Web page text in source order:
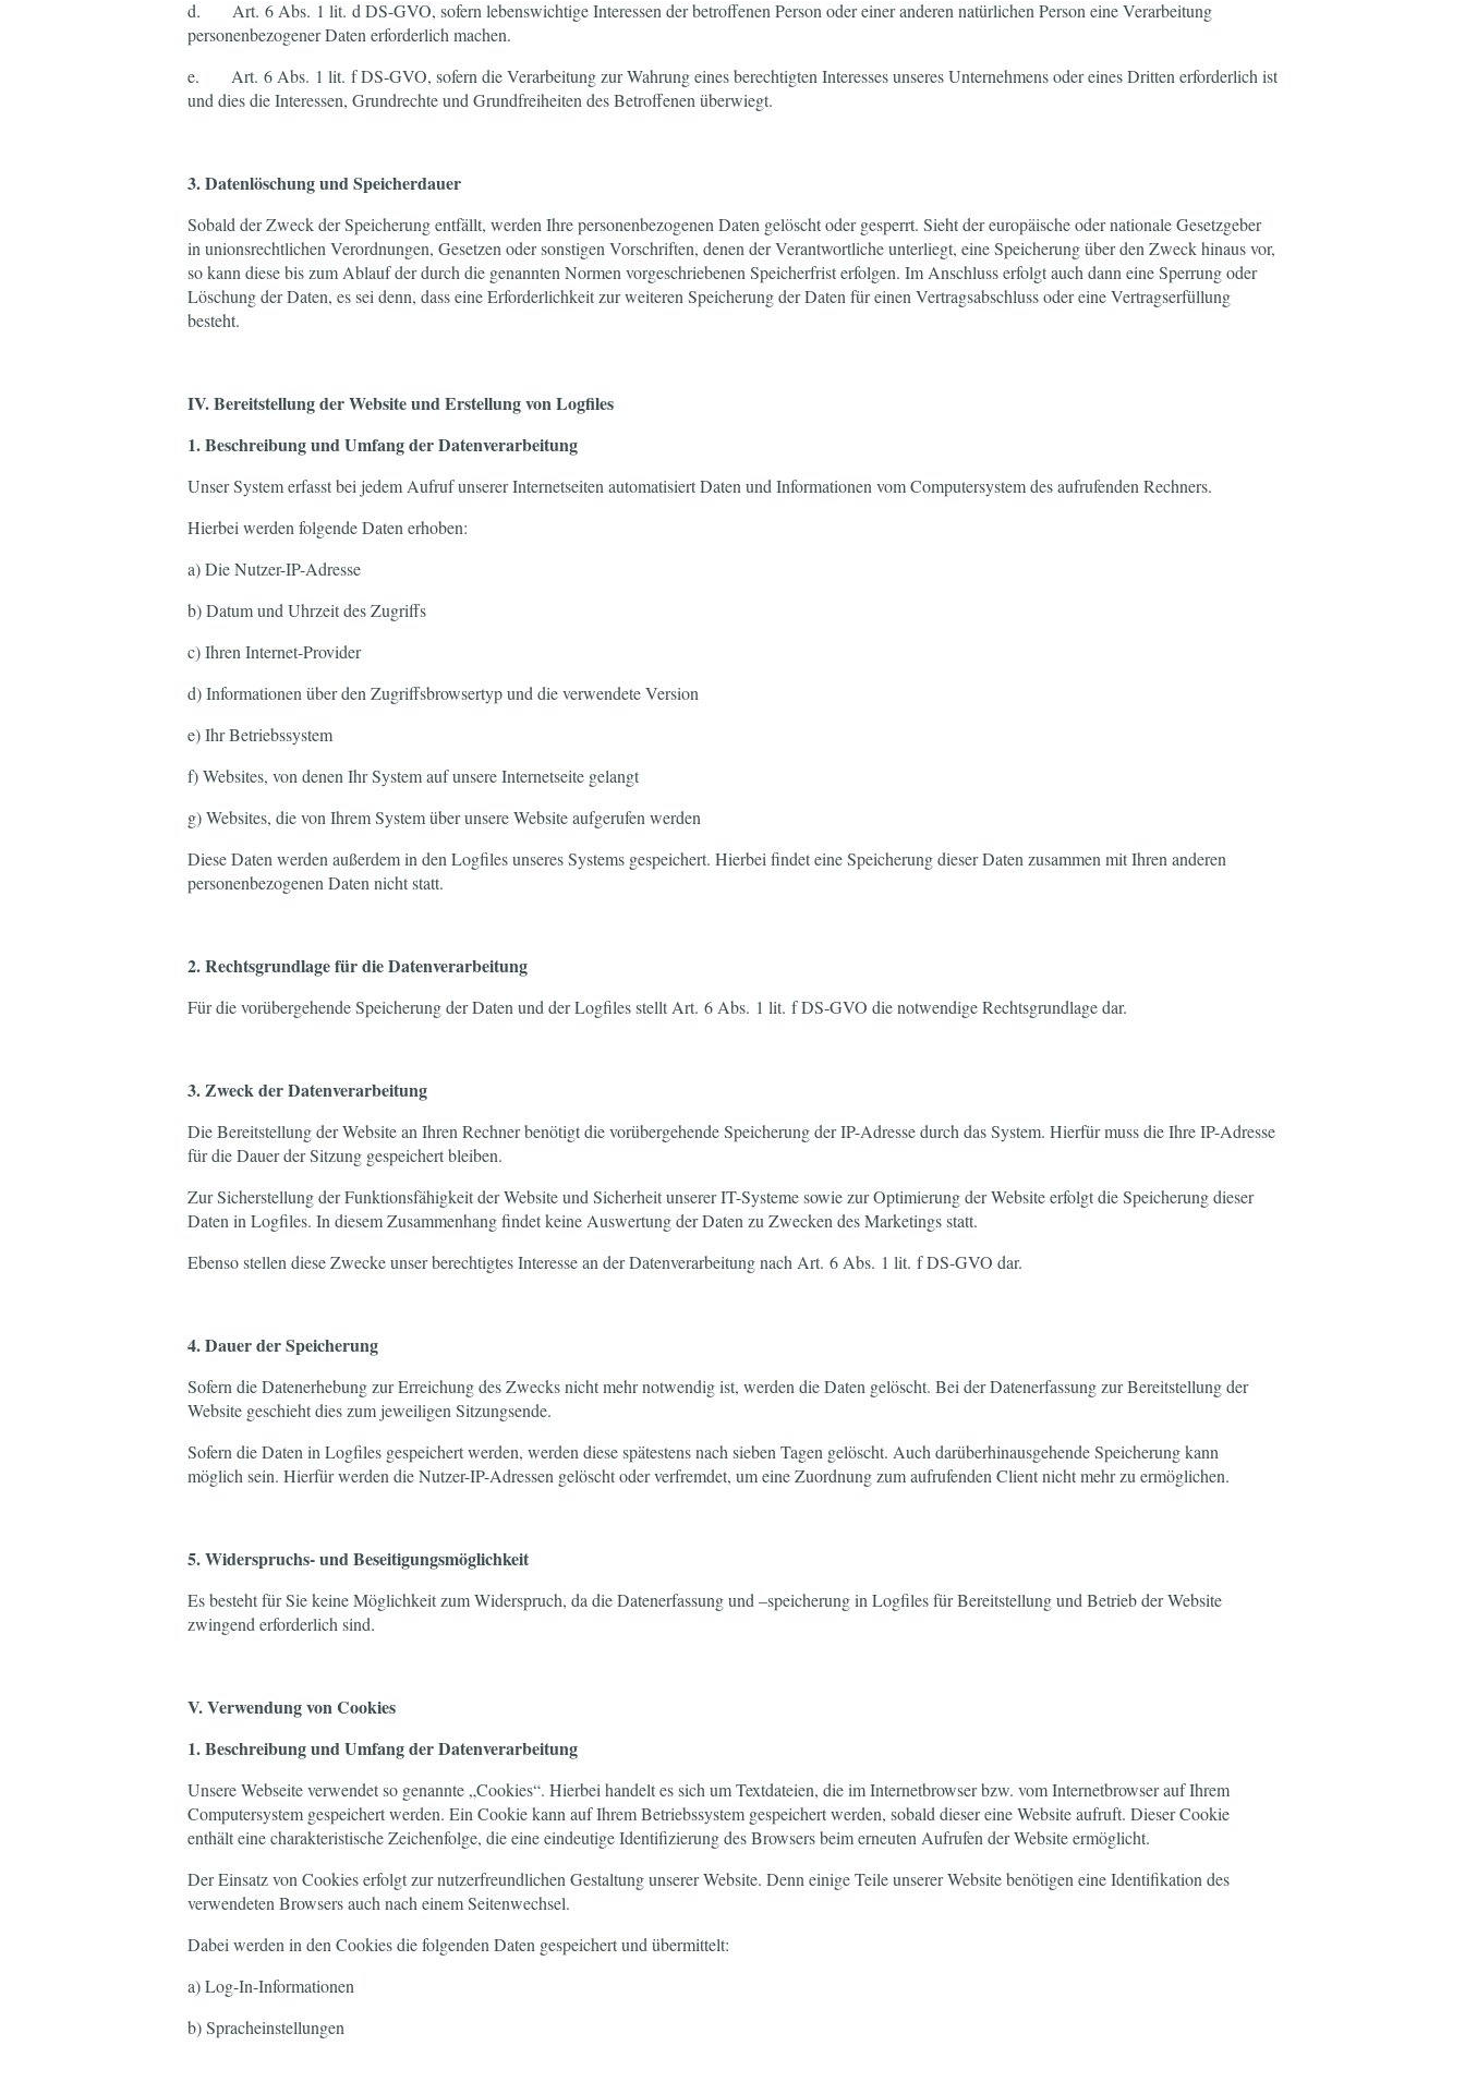
d. Art. 6 Abs. 1 lit. d DS-GVO, sofern lebenswichtige Interessen der betroffenen Person oder einer anderen natürlichen Person eine Verarbeitung
personenbezogener Daten erforderlich machen.
e. Art. 6 Abs. 1 lit. f DS-GVO, sofern die Verarbeitung zur Wahrung eines berechtigten Interesses unseres Unternehmens oder eines Dritten erforderlich ist
und dies die Interessen, Grundrechte und Grundfreiheiten des Betroffenen überwiegt.
3. Datenlöschung und Speicherdauer
Sobald der Zweck der Speicherung entfällt, werden Ihre personenbezogenen Daten gelöscht oder gesperrt. Sieht der europäische oder nationale Gesetzgeber
in unionsrechtlichen Verordnungen, Gesetzen oder sonstigen Vorschriften, denen der Verantwortliche unterliegt, eine Speicherung über den Zweck hinaus vor,
so kann diese bis zum Ablauf der durch die genannten Normen vorgeschriebenen Speicherfrist erfolgen. Im Anschluss erfolgt auch dann eine Sperrung oder
Löschung der Daten, es sei denn, dass eine Erforderlichkeit zur weiteren Speicherung der Daten für einen Vertragsabschluss oder eine Vertragserfüllung
besteht.
IV. Bereitstellung der Website und Erstellung von Logfiles
1. Beschreibung und Umfang der Datenverarbeitung
Unser System erfasst bei jedem Aufruf unserer Internetseiten automatisiert Daten und Informationen vom Computersystem des aufrufenden Rechners.
Hierbei werden folgende Daten erhoben:
a) Die Nutzer-IP-Adresse
b) Datum und Uhrzeit des Zugriffs
c) Ihren Internet-Provider
d) Informationen über den Zugriffsbrowsertyp und die verwendete Version
e) Ihr Betriebssystem
f) Websites, von denen Ihr System auf unsere Internetseite gelangt
g) Websites, die von Ihrem System über unsere Website aufgerufen werden
Diese Daten werden außerdem in den Logfiles unseres Systems gespeichert. Hierbei findet eine Speicherung dieser Daten zusammen mit Ihren anderen
personenbezogenen Daten nicht statt.
2. Rechtsgrundlage für die Datenverarbeitung
Für die vorübergehende Speicherung der Daten und der Logfiles stellt Art. 6 Abs. 1 lit. f DS-GVO die notwendige Rechtsgrundlage dar.
3. Zweck der Datenverarbeitung
Die Bereitstellung der Website an Ihren Rechner benötigt die vorübergehende Speicherung der IP-Adresse durch das System. Hierfür muss die Ihre IP-Adresse
für die Dauer der Sitzung gespeichert bleiben.
Zur Sicherstellung der Funktionsfähigkeit der Website und Sicherheit unserer IT-Systeme sowie zur Optimierung der Website erfolgt die Speicherung dieser
Daten in Logfiles. In diesem Zusammenhang findet keine Auswertung der Daten zu Zwecken des Marketings statt.
Ebenso stellen diese Zwecke unser berechtigtes Interesse an der Datenverarbeitung nach Art. 6 Abs. 1 lit. f DS-GVO dar.
4. Dauer der Speicherung
Sofern die Datenerhebung zur Erreichung des Zwecks nicht mehr notwendig ist, werden die Daten gelöscht. Bei der Datenerfassung zur Bereitstellung der
Website geschieht dies zum jeweiligen Sitzungsende.
Sofern die Daten in Logfiles gespeichert werden, werden diese spätestens nach sieben Tagen gelöscht. Auch darüberhinausgehende Speicherung kann
möglich sein. Hierfür werden die Nutzer-IP-Adressen gelöscht oder verfremdet, um eine Zuordnung zum aufrufenden Client nicht mehr zu ermöglichen.
5. Widerspruchs- und Beseitigungsmöglichkeit
Es besteht für Sie keine Möglichkeit zum Widerspruch, da die Datenerfassung und –speicherung in Logfiles für Bereitstellung und Betrieb der Website
zwingend erforderlich sind.
V. Verwendung von Cookies
1. Beschreibung und Umfang der Datenverarbeitung
Unsere Webseite verwendet so genannte „Cookies“. Hierbei handelt es sich um Textdateien, die im Internetbrowser bzw. vom Internetbrowser auf Ihrem
Computersystem gespeichert werden. Ein Cookie kann auf Ihrem Betriebssystem gespeichert werden, sobald dieser eine Website aufruft. Dieser Cookie
enthält eine charakteristische Zeichenfolge, die eine eindeutige Identifizierung des Browsers beim erneuten Aufrufen der Website ermöglicht.
Der Einsatz von Cookies erfolgt zur nutzerfreundlichen Gestaltung unserer Website. Denn einige Teile unserer Website benötigen eine Identifikation des
verwendeten Browsers auch nach einem Seitenwechsel.
Dabei werden in den Cookies die folgenden Daten gespeichert und übermittelt:
a) Log-In-Informationen
b) Spracheinstellungen